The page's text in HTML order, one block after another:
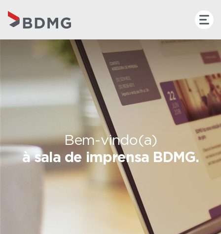
Bem-vindo(a)
à sala de imprensa BDMG.